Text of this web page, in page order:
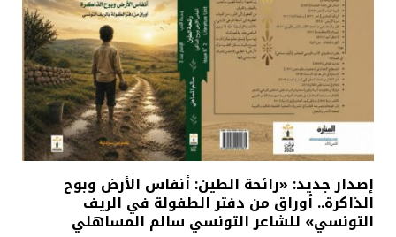
إصدار جديد: «رائحة الطين: أنفاس الأرض وبوح
الذاكرة.. أوراق من دفتر الطفولة في الريف
التونسي» للشاعر التونسي سالم المساهلي